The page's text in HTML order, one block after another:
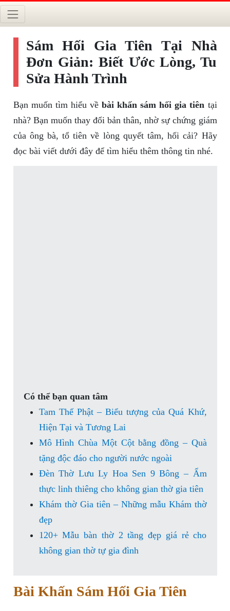
Sám Hối Gia Tiên Tại Nhà
Đơn Giản: Biết Ước Lòng, Tu
Sửa Hành Trình
Bạn muốn tìm hiểu về bài khấn sám hối gia tiên tại
nhà? Bạn muốn thay đổi bản thân, nhờ sự chứng giám
của ông bà, tổ tiên về lòng quyết tâm, hối cải? Hãy
đọc bài viết dưới đây để tìm hiểu thêm thông tin nhé.
Có thể bạn quan tâm
Tam Thế Phật – Biểu tượng của Quá Khứ,
Hiện Tại và Tương Lai
Mô Hình Chùa Một Cột bằng đồng – Quà
tặng độc đáo cho người nước ngoài
Đèn Thờ Lưu Ly Hoa Sen 9 Bông – Ẩm
thực linh thiêng cho không gian thờ gia tiên
Khám thờ Gia tiên – Những mẫu Khám thờ
đẹp
120+ Mẫu bàn thờ 2 tầng đẹp giá rẻ cho
không gian thờ tự gia đình
Bài Khấn Sám Hối Gia Tiên